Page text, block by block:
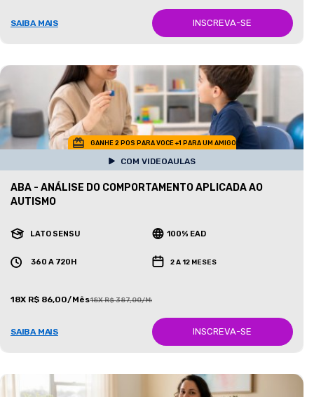
SAIBA MAIS INSCREVA-SE
GANHE 2 POS PARA VOCE +1 PARA UM AMIGO
COM VIDEOAULAS
ABA - ANÁLISE DO COMPORTAMENTO APLICADA AO
AUTISMO
LATO SENSU 100% EAD
360 A 720H 2 A 12 MESES
18X R$ 86,00/Mês18X R$ 387,00/Mês
SAIBA MAIS INSCREVA-SE